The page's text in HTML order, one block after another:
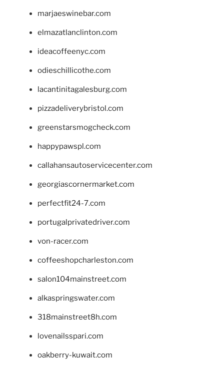
marjaeswinebar.com
elmazatlanclinton.com
ideacoffeenyc.com
odieschillicothe.com
lacantinitagalesburg.com
pizzadeliverybristol.com
greenstarsmogcheck.com
happypawspl.com
callahansautoservicecenter.com
georgiascornermarket.com
perfectfit24-7.com
portugalprivatedriver.com
von-racer.com
coffeeshopcharleston.com
salon104mainstreet.com
alkaspringswater.com
318mainstreet8h.com
lovenailsspari.com
oakberry-kuwait.com